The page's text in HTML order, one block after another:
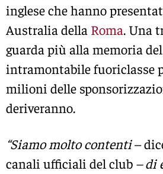
inglese che hanno
Australia della Roma. Una
guarda più alla memoria
intramontabile fuoriclasse
milioni delle
deriveranno.
“Siamo molto contenti–
canali ufficiali del club – di